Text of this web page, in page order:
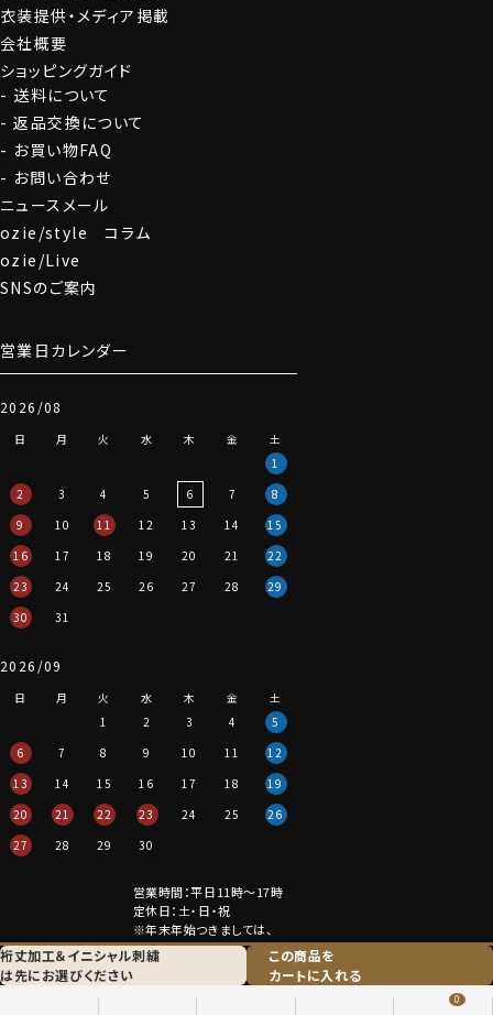
0
裄丈加工＆イニシャル刺繍
は先にお選びください
この商品を
カートに入れる
衣装提供・メディア掲載
会社概要
ショッピングガイド
送料について
返品交換について
お買い物FAQ
お問い合わせ
ニュースメール
ozie/style コラム
ozie/Live
SNSのご案内
営業日カレンダー
2026/08
日 月 火 水 木 金
土
1
2
3 4 5 6 7
8
9
10 11 12 13 14
15
16
17 18 19 20 21
22
23
24 25 26 27 28
29
30
31
2026/09
日 月 火 水 木 金
土
1
2 3 4
5
6
7 8 9 10 11
12
13
14 15 16 17 18
19
20
21 22 23 24 25
26
27
28 29 30
営業時間：平日11時～17時
定休日：土・日・祝
※年末年始つきましては、
その都度表示させていただきます。
特定商取引法に関する表記 プライバシーポリシー